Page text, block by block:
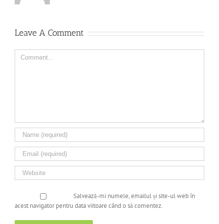
Leave A Comment
Comment
Salvează-mi numele, emailul și site-ul web în
acest navigator pentru data viitoare când o să comentez.